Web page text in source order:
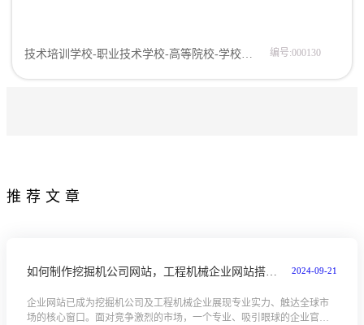
技术培训学校-职业技术学校-高等院校-学校校园-大学网站模板企业模板 编号:000130
推荐文章
如何制作挖掘机公司网站，工程机械企业网站搭建全攻略教程 2024-09-21
企业网站已成为挖掘机公司及工程机械企业展现专业实力、触达全球市
场的核心窗口。面对竞争激烈的市场，一个专业、吸引眼球的企业官网